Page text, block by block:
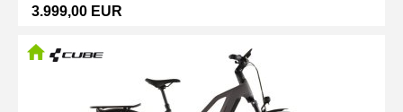
3.999,00 EUR